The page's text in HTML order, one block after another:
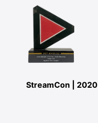
StreamCon | 2020